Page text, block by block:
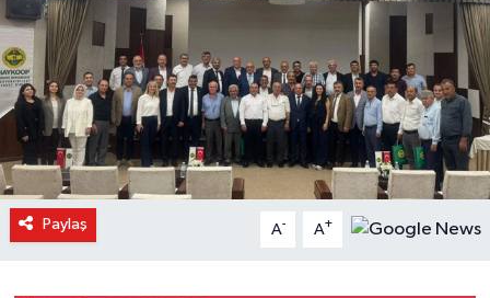
Paylaş A- A+